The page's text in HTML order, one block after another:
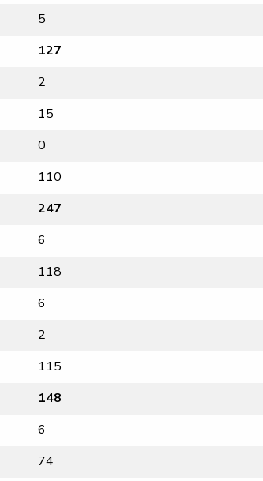
5
127
2
15
0
110
247
6
118
6
2
115
148
6
74